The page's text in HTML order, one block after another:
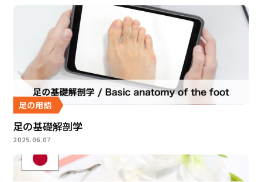
足の用語
足の基礎解剖学
2025.06.07